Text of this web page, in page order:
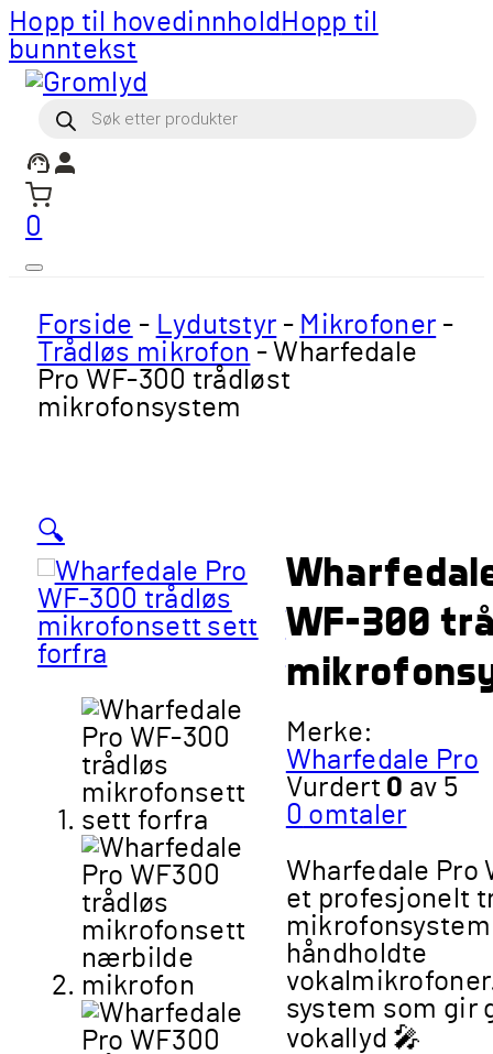
Hopp til hovedinnhold Hopp til
bunntekst
Products
search
0
Forside - Lydutstyr - Mikrofoner -
Trådløs mikrofon - Wharfedale
Pro WF-300 trådløst
mikrofonsystem
🔍
WF-300
Merke:
Wharfedale Pro
Vurdert 0 av 5
0 omtaler
Wharfedale Pro
et profesjonelt
håndholdte
system som gir
vokallyd 🎤